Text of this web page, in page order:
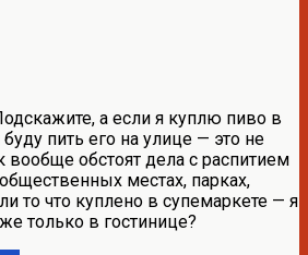
а если я куплю пиво в
пить его на улице — это не
вообще обстоят дела с распитием
местах, парках,
то что куплено в супемаркете — я
только в гостинице?